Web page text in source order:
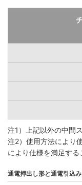
注1）上記以外の中間
注2）使用方法により
により仕様を満足す
通電押出し形と通電引込